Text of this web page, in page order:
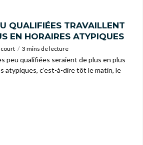
QUALIFIÉES TRAVAILLENT
EN HORAIRES ATYPIQUES
3 mins de lecture
peu qualifiées seraient de plus en plus
atypiques, c’est-à-dire tôt le matin, le